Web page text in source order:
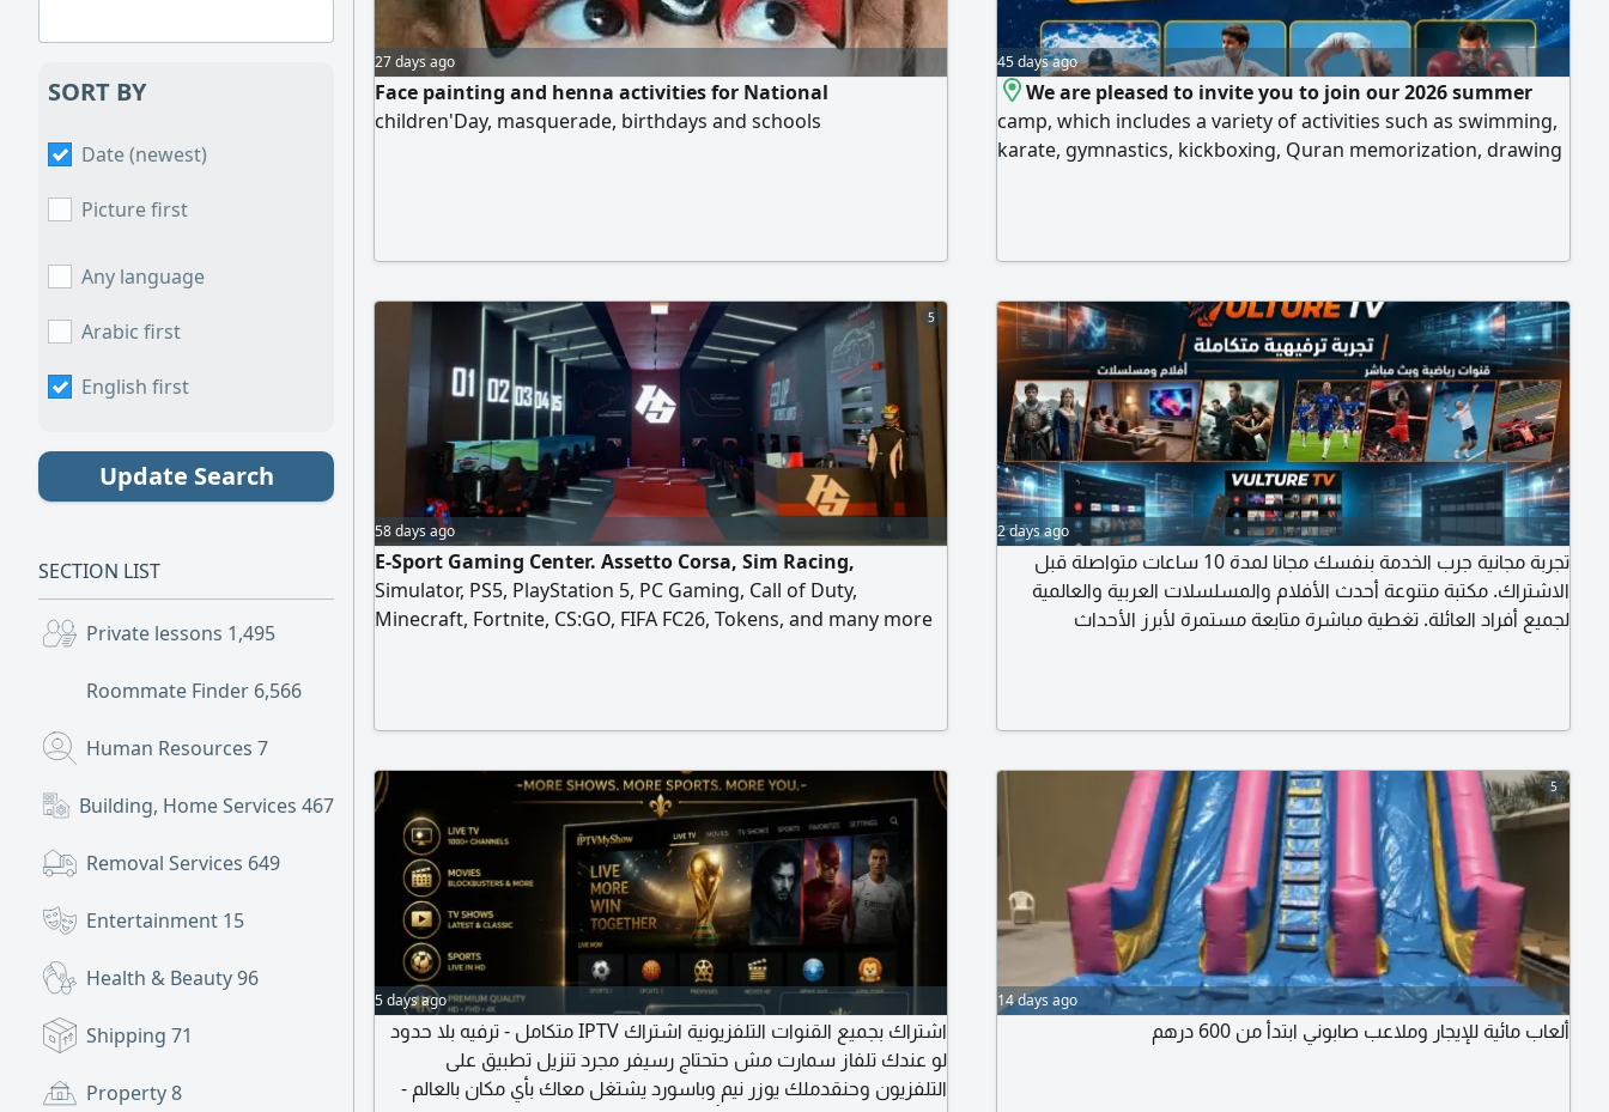
SORT BY
Date (newest)
Picture first
Any language
Arabic first
English first
Update Search
SECTION LIST
Private lessons 1,495
Roommate Finder 6,566
Human Resources 7
Building, Home Services 467
Removal Services 649
Entertainment 15
Health & Beauty96
Shipping 71
Property8
27 days ago
Face painting and henna activities for National
children'Day, masquerade, birthdays and schools
45 days ago
We are pleased to invite you to join our 2026 summer
camp, which includes a variety of activities such as swimming,
karate, gymnastics, kickboxing, Quran memorization, drawing
5
58 days ago
E-Sport Gaming Center. Assetto Corsa, Sim Racing,
Simulator, PS5, PlayStation 5, PC Gaming, Call of Duty,
Minecraft, Fortnite, CS:GO, FIFA FC26, Tokens, and many more
2 days ago
تجربة مجانية جرب الخدمة بنفسك مجانا لمدة 10 ساعات متواصلة قبل
الاشتراك. مكتبة متنوعة أحدث الأفلام والمسلسلات العربية والعالمية
لجميع أفراد العائلة. تغطية مباشرة متابعة مستمرة لأبرز الأحداث
واحدة. انضم الى V
5 days ago
اشتراك بجميع القنوات التلفزيونية اشتراك IPTV متكامل - ترفيه بلا حدود
لو عندك تلفاز سمارت مش حتحتاج رسيفر مجرد تنزيل تطبيق على
التلفزيون وحنقدملك يوزر نيم وباسورد يشتغل معاك بأي مكان بالعالم -
5
14 days ago
ألعاب مائية للإيجار وملاعب صابوني ابتدأ من 600 درهم